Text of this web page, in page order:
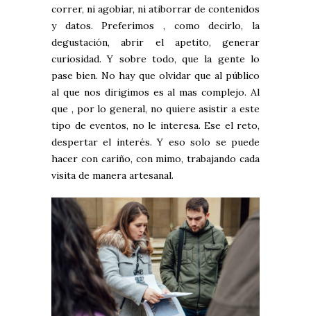
correr, ni agobiar, ni atiborrar de contenidos
y datos. Preferimos , como decirlo, la
degustación, abrir el apetito, generar
curiosidad. Y sobre todo, que la gente lo
pase bien. No hay que olvidar que al público
al que nos dirigimos es al mas complejo. Al
que , por lo general, no quiere asistir a este
tipo de eventos, no le interesa. Ese el reto,
despertar el interés. Y eso solo se puede
hacer con cariño, con mimo, trabajando cada
visita de manera artesanal.